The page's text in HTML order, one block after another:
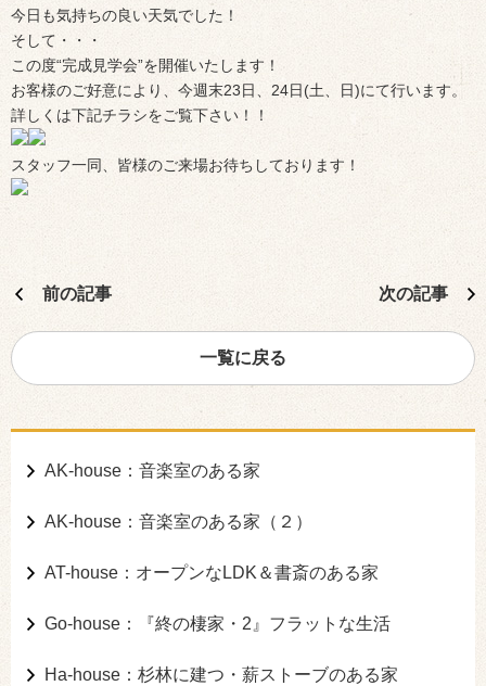
今日も気持ちの良い天気でした！
そして・・・
この度“完成見学会”を開催いたします！
お客様のご好意により、今週末23日、24日(土、日)にて行います。
詳しくは下記チラシをご覧下さい！！
スタッフ一同、皆様のご来場お待ちしております！
前の記事 次の記事
一覧に戻る
AK-house：音楽室のある家
AK-house：音楽室のある家（２）
AT-house：オープンなLDK＆書斎のある家
Go-house：『終の棲家・2』フラットな生活
Ha-house：杉林に建つ・薪ストーブのある家